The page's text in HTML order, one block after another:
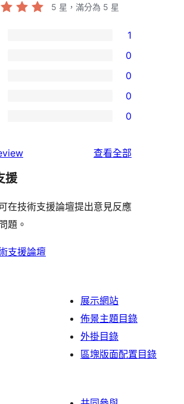
5 星，滿分為 5 星
1
0
0
0
0
查看全部
評
援
在技術支援論壇提出意見反應
題。
支援論壇
展示網站
佈景主題目錄
外掛目錄
區塊版面配置目錄